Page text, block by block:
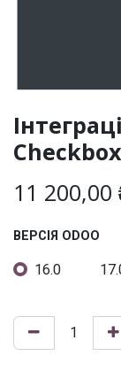
11 200,00
ВЕРСІЯ ODOO
16.0